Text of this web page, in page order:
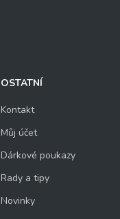
OSTATNÍ
Kontakt
Můj účet
Dárkové poukazy
Rady a tipy
Novinky